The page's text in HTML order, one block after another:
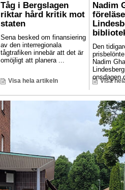
Tåg i Bergslagen
riktar hård kritik mot
staten
Sena besked om finansiering
av den interregionala
tågtrafiken innebär att det är
omöjligt att planera ...
Visa hela artikeln
Nadim
Den
Nadim
onsdagen
Visa